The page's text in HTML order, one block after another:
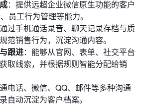
：提供远超企业微信原生功能的客户
员工行为管理等能力。
过手机通话录音、聊天记录存档与质
范销售行为，沉淀沟通内容。
跟进：能够从官网、表单、社交平台
取线索，并根据规则智能分配给销
电话、微信、QQ、邮件等多种沟通
自动沉淀为客户档案。